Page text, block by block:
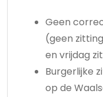
Geen
(geen
en vrijdag
Burgerlijke
op de